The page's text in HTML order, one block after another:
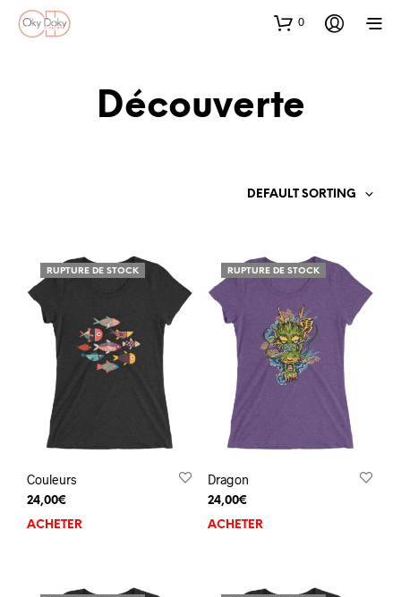
0
Découverte
DEFAULT SORTING
RUPTURE DE STOCK
Couleurs
24,00€
ACHETER
RUPTURE DE STOCK
Dragon
24,00€
ACHETER